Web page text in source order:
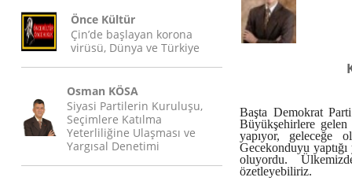
Önce Kültür
Çin’de başlayan korona
virüsü, Dünya ve Türkiye
Osman KÖSA
Siyasi Partilerin Kuruluşu,
Seçimlere Katılma
Yeterliliğine Ulaşması ve
Yargısal Denetimi
Başta Demokrat
Büyükşehirlere gelen
yapıyor, geleceğe
Gecekonduyu
oluyordu.
özetleyebiliriz.